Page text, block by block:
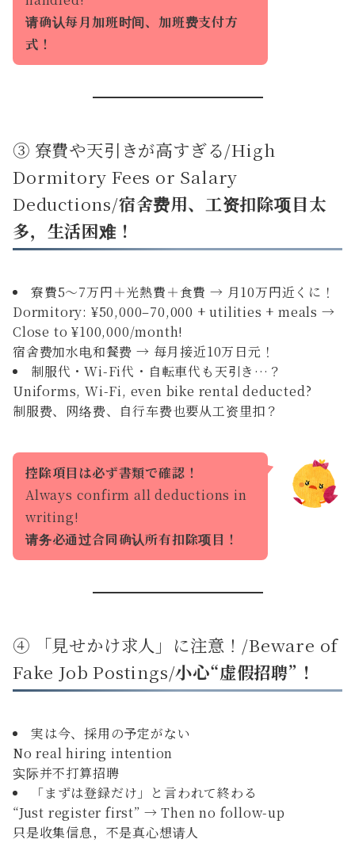
请确认每月加班时间、加班费支付方
式！
③ 寮費や天引きが高すぎる/High
Dormitory Fees or Salary
Deductions/宿舍费用、工资扣除项目太
多，生活困难！
寮費5〜7万円＋光熱費＋食費 → 月10万円近くに！
Dormitory: ¥50,000–70,000 + utilities + meals →
Close to ¥100,000/month!
宿舍费加水电和餐费 → 每月接近10万日元！
制服代・Wi-Fi代・自転車代も天引き…？
Uniforms, Wi-Fi, even bike rental deducted?
制服费、网络费、自行车费也要从工资里扣？
控除項目は必ず書類で確認！
Always confirm all deductions in
writing!
请务必通过合同确认所有扣除项目！
④ 「見せかけ求人」に注意！/Beware of
Fake Job Postings/小心“虚假招聘”！
実は今、採用の予定がない
No real hiring intention
实际并不打算招聘
「まずは登録だけ」と言われて終わる
“Just register first” → Then no follow-up
只是收集信息，不是真心想请人